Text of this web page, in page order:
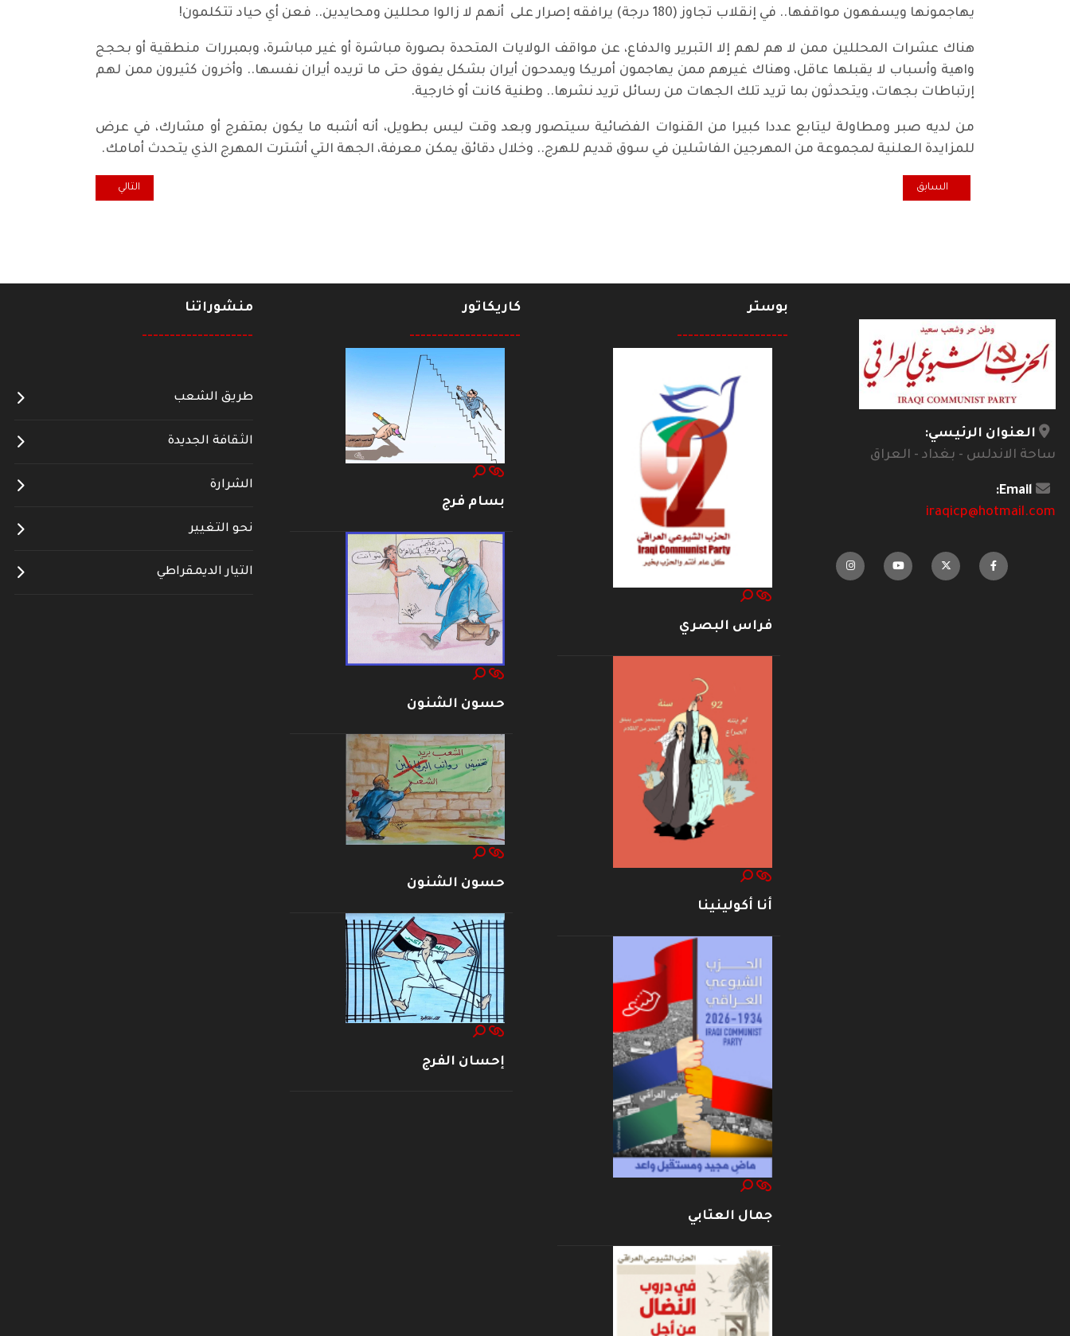
يهاجمونها ويسفهون مواقفها.. في إنقلاب تجاوز (180 درجة) يرافقه إصرار على أنهم لا زالوا محللين ومحايدين.. فعن أي حياد تتكلمون!
هناك عشرات المحللين ممن لا هم لهم إلا التبرير والدفاع، عن مواقف الولايات المتحدة بصورة مباشرة أو غير مباشرة، وبمبررات منطقية أو بحجج
واهية وأسباب لا يقبلها عاقل، وهناك غيرهم ممن يهاجمون أمريكا ويمدحون أيران بشكل يفوق حتى ما تريده أيران نفسها.. وأخرون كثيرون ممن لهم
إرتباطات بجهات، ويتحدثون بما تريد تلك الجهات من رسائل تريد نشرها.. وطنية كانت أو خارجية.
من لديه صبر ومطاولة ليتابع عددا كبيرا من القنوات الفضائية سيتصور وبعد وقت ليس بطويل، أنه أشبه ما يكون بمتفرج أو مشارك، في عرض
للمزايدة العلنية لمجموعة من المهرجين الفاشلين في سوق قديم للهرج.. وخلال دقائق يمكن معرفة، الجهة التي أشترت المهرج الذي يتحدث أمامك.
المقال السابق: في ذكرى التاسع من مايو – يوم النصر الكبير على الفاشية
السابق المقال التالي: اعراس التدخل
التالي
العنوان الرئيسي:
ساحة الاندلس - بغداد - العراق
Email:
iraqicp@hotmail.com
بوستر
--------------------
فراس البصري
أنا أكولينينا
جمال العتابي
كاريكاتور
--------------------
بسام فرج
حسون الشنون
حسون الشنون
إحسان الفرج
منشوراتنا
--------------------
طريق الشعب
الثقافة الجديدة
الشرارة
نحو التغيير
التيار الديمقراطي